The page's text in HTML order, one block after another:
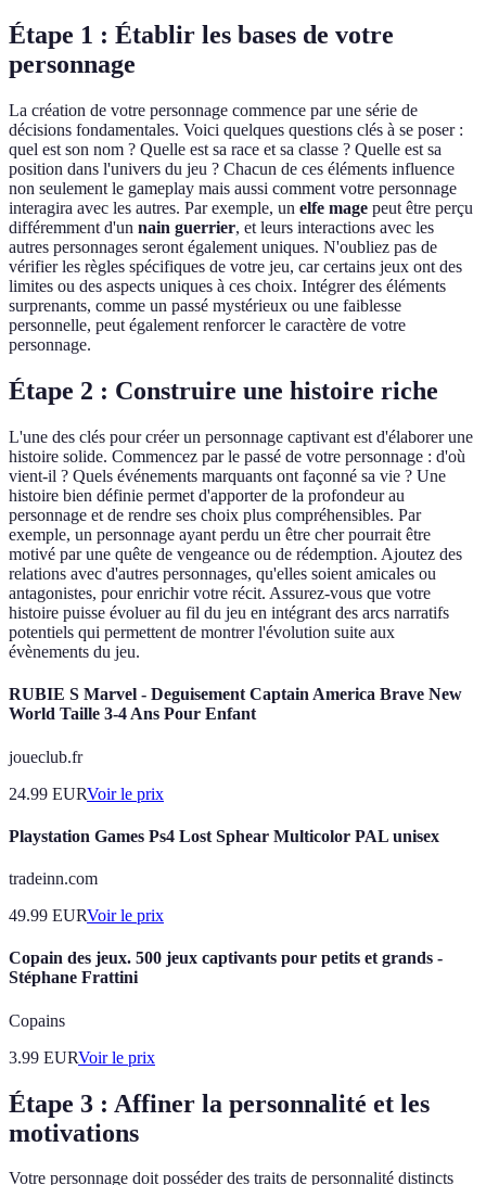
Étape 1 : Établir les bases de votre
personnage
La création de votre personnage commence par une série de
décisions fondamentales. Voici quelques questions clés à se poser :
quel est son nom ? Quelle est sa race et sa classe ? Quelle est sa
position dans l'univers du jeu ? Chacun de ces éléments influence
non seulement le gameplay mais aussi comment votre personnage
interagira avec les autres. Par exemple, un elfe mage peut être perçu
différemment d'un nain guerrier, et leurs interactions avec les
autres personnages seront également uniques. N'oubliez pas de
vérifier les règles spécifiques de votre jeu, car certains jeux ont des
limites ou des aspects uniques à ces choix. Intégrer des éléments
surprenants, comme un passé mystérieux ou une faiblesse
personnelle, peut également renforcer le caractère de votre
personnage.
Étape 2 : Construire une histoire riche
L'une des clés pour créer un personnage captivant est d'élaborer une
histoire solide. Commencez par le passé de votre personnage : d'où
vient-il ? Quels événements marquants ont façonné sa vie ? Une
histoire bien définie permet d'apporter de la profondeur au
personnage et de rendre ses choix plus compréhensibles. Par
exemple, un personnage ayant perdu un être cher pourrait être
motivé par une quête de vengeance ou de rédemption. Ajoutez des
relations avec d'autres personnages, qu'elles soient amicales ou
antagonistes, pour enrichir votre récit. Assurez-vous que votre
histoire puisse évoluer au fil du jeu en intégrant des arcs narratifs
potentiels qui permettent de montrer l'évolution suite aux
évènements du jeu.
RUBIE S Marvel - Deguisement Captain America Brave New
World Taille 3-4 Ans Pour Enfant
joueclub.fr
24.99 EURVoir le prix
Playstation Games Ps4 Lost Sphear Multicolor PAL unisex
tradeinn.com
49.99 EURVoir le prix
Copain des jeux. 500 jeux captivants pour petits et grands -
Stéphane Frattini
Copains
3.99 EURVoir le prix
Étape 3 : Affiner la personnalité et les
motivations
Votre personnage doit posséder des traits de personnalité distincts